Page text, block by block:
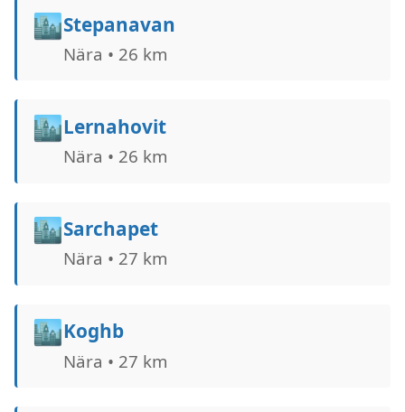
🏙️Stepanavan
Nära • 26 km
🏙️Lernahovit
Nära • 26 km
🏙️Sarchapet
Nära • 27 km
🏙️Koghb
Nära • 27 km